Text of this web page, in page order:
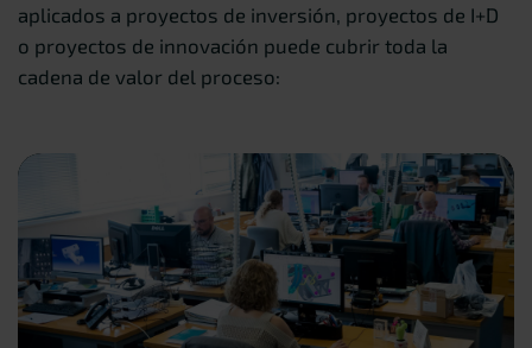
aplicados a proyectos de inversión, proyectos de I+D
o proyectos de innovación puede cubrir toda la
cadena de valor del proceso: